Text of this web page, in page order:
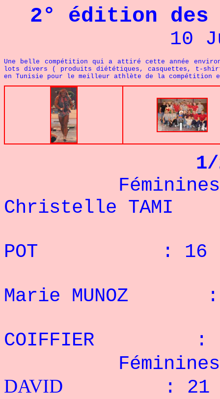
2° édition des
10
Une belle compétition qui a attiré cette année
lots divers ( produits diététiques, casquettes, t-
en Tunisie pour le meilleur athlète de la compétition et
Féminines
Christelle
POT : 16
Marie MUNOZ :
COIFFIER :
Féminines
DAVID : 21